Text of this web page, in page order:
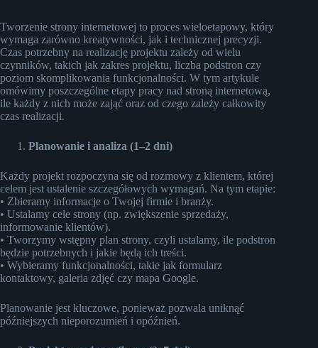
Tworzenie strony internetowej to proces wieloetapowy, który
wymaga zarówno kreatywności, jak i technicznej precyzji.
Czas potrzebny na realizację projektu zależy od wielu
czynników, takich jak zakres projektu, liczba podstron czy
poziom skomplikowania funkcjonalności. W tym artykule
omówimy poszczególne etapy pracy nad stroną internetową,
ile każdy z nich może zająć oraz od czego zależy całkowity
czas realizacji.
Planowanie i analiza (1–2 dni)
Każdy projekt rozpoczyna się od rozmowy z klientem, której
celem jest ustalenie szczegółowych wymagań. Na tym etapie:
• Zbieramy informacje o Twojej firmie i branży.
• Ustalamy cele strony (np. zwiększenie sprzedaży,
informowanie klientów).
• Tworzymy wstępny plan strony, czyli ustalamy, ile podstron
będzie potrzebnych i jakie będą ich treści.
• Wybieramy funkcjonalności, takie jak formularz
kontaktowy, galeria zdjęć czy mapa Google.
Planowanie jest kluczowe, ponieważ pozwala uniknąć
późniejszych nieporozumień i opóźnień.